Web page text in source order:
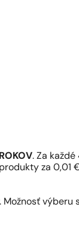
. Za každé
za 0,01
Možnosť výberu